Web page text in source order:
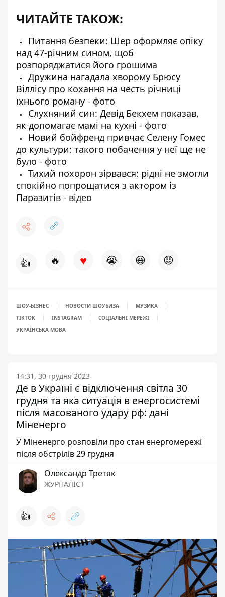
ЧИТАЙТЕ ТАКОЖ:
Питання безпеки: Шер оформляє опіку
над 47-річним сином, щоб
розпоряджатися його грошима
Дружина нагадала хворому Брюсу
Віллісу про кохання на честь річниці
їхнього роману - фото
Слухняний син: Девід Бекхем показав,
як допомагає мамі на кухні - фото
Новий бойфренд привчає Селену Гомес
до культури: такого побачення у неї ще не
було - фото
Тихий похорон зірвався: рідні не змогли
спокійно попрощатися з актором із
Паразитів - відео
👍 🔥 ♥ 😭 😆 😡
ШОУ-БІЗНЕС НОВОСТИ ШОУБИЗА
МУЗИКА
TIKTOK
INSTAGRAM
СОЦІАЛЬНІ МЕРЕЖІ
УКРАЇНСЬКА МОВА
14:31, 30 грудня 2023
Де в Україні є відключення світла 30
грудня та яка ситуація в енергосистемі
після масованого удару рф: дані
Міненерго
У Міненерго розповіли про стан енергомережі
після обстрілів 29 грудня
Олександр Третяк
ЖУРНАЛІСТ
👍